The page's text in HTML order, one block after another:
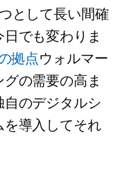
として長い間確
でも変わりま
拠点ウォルマー
の需要の高ま
自のデジタルシ
を導入してそれ